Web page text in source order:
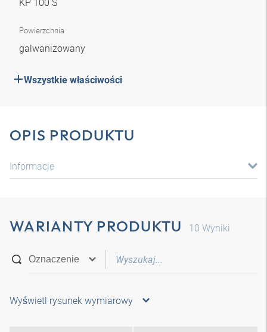
Powierzchnia
galwanizowany
Wszystkie właściwości
OPIS PRODUKTU
Informacje
WARIANTY PRODUKTU 10 Wyniki
Wyświetl rysunek wymiarowy